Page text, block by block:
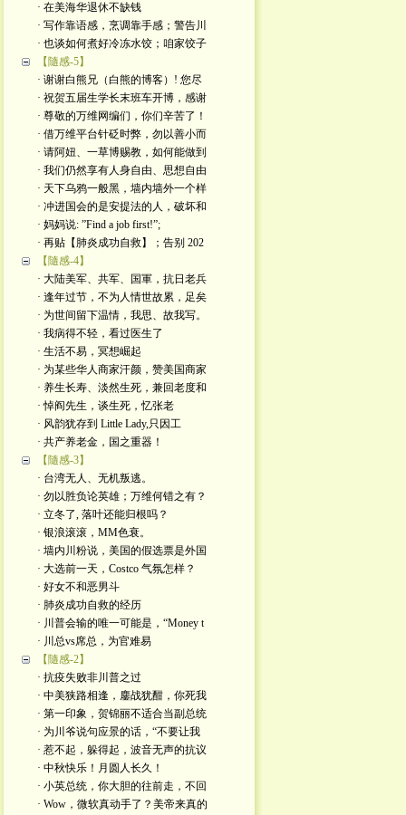
· 在美海华退休不缺钱
· 写作靠语感，烹调靠手感；警告川
· 也谈如何煮好冷冻水饺；咱家饺子
【隨感-5】
· 谢谢白熊兄（白熊的博客）! 您尽
· 祝贺五届生学长末班车开博，感谢
· 尊敬的万维网编们，你们辛苦了！
· 借万维平台针砭时弊，勿以善小而
· 请阿妞、一草博赐教，如何能做到
· 我们仍然享有人身自由、思想自由
· 天下乌鸦一般黑，墙内墙外一个样
· 冲进国会的是安提法的人，破坏和
· 妈妈说: ”Find a job first!”;
· 再贴【肺炎成功自救】；告别 202
【隨感-4】
· 大陆美军、共军、国軍，抗日老兵
· 逢年过节，不为人情世故累，足矣
· 为世间留下温情，我思、故我写。
· 我病得不轻，看过医生了
· 生活不易，冥想崛起
· 为某些华人商家汗颜，赞美国商家
· 养生长寿、淡然生死，兼回老度和
· 悼阎先生，谈生死，忆张老
· 风韵犹存到 Little Lady,只因工
· 共产养老金，国之重器！
【隨感-3】
· 台湾无人、无机叛逃。
· 勿以胜负论英雄；万维何错之有？
· 立冬了, 落叶还能归根吗？
· 银浪滚滚，MM色衰。
· 墙内川粉说，美国的假选票是外国
· 大选前一天，Costco 气氛怎样？
· 好女不和恶男斗
· 肺炎成功自救的经历
· 川普会输的唯一可能是，“Money t
· 川总vs席总，为官难易
【隨感-2】
· 抗疫失败非川普之过
· 中美狭路相逢，鏖战犹酣，你死我
· 第一印象，贺锦丽不适合当副总统
· 为川爷说句应景的话，“不要让我
· 惹不起，躲得起，波音无声的抗议
· 中秋快乐！月圆人长久！
· 小英总统，你大胆的往前走，不回
· Wow，微软真动手了？美帝来真的